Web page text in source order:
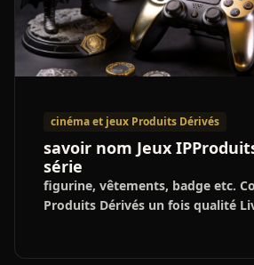
cinéma et jeux Produits Dérivés
savoir nom Jeux
série
figurine, vêtements, badge etc.
Produits Dérivés un fois qualité